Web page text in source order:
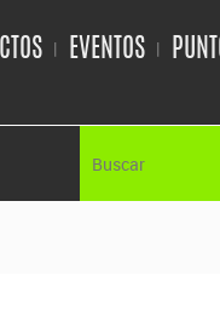
EVENTOS